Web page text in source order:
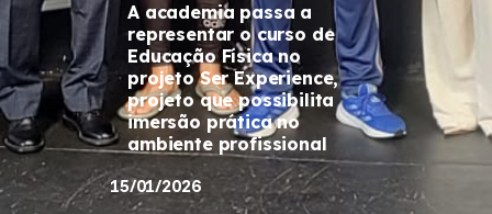
A academia passa a
representar o curso de
Educação Física no
projeto Ser Experience,
projeto que possibilita
imersão prática no
ambiente profissional
15/01/2026